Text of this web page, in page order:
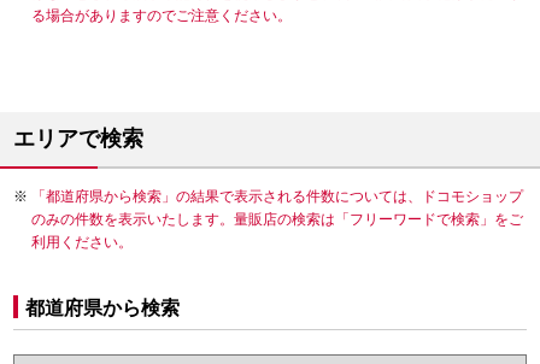
る場合がありますのでご注意ください。
エリアで検索
「都道府県から検索」の結果で表示される件数については、ドコモショップ
のみの件数を表示いたします。量販店の検索は「フリーワードで検索」をご
利用ください。
都道府県から検索